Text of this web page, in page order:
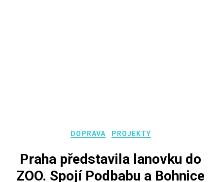
DOPRAVA PROJEKTY
Praha představila lanovku do
ZOO. Spojí Podbabu a Bohnice